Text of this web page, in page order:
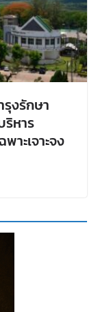
รุงรักษา
ริหาร
าะเจาะจง